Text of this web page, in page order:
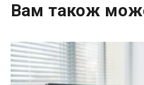
Вам також